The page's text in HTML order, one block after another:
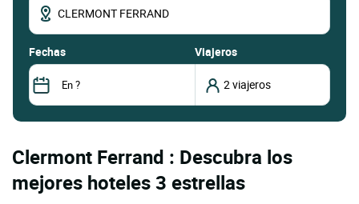
fechas Viajeros
Clermont Ferrand : Descubra los
mejores hoteles 3 estrellas